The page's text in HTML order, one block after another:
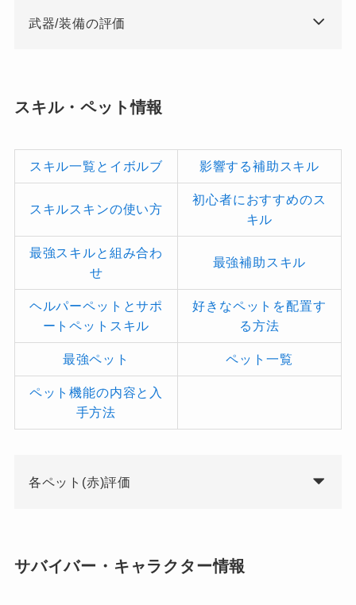
武器/装備の評価
スキル・ペット情報
スキル一覧とイボルブ 影響する補助スキル
スキルスキンの使い方
初心者におすすめのス
キル
最強スキルと組み合わ
せ
最強補助スキル
ヘルパーペットとサポ
ートペットスキル
好きなペットを配置す
る方法
最強ペット ペット一覧
ペット機能の内容と入
手方法
各ペット(赤)評価
サバイバー・キャラクター情報